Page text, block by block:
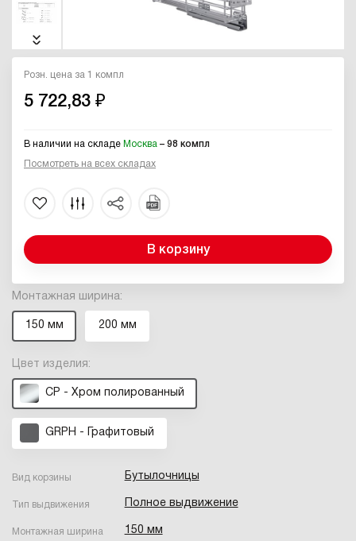
Монтажная ширина:
150 мм 200 мм
Цвет изделия:
CP - Хром полированный
GRPH - Графитовый
Вид корзины Бутылочницы
Тип выдвижения Полное выдвижение
Монтажная ширина 150 мм
Розн. цена за 1 компл
5 722,83 ₽
В наличии на складе Москва – 98 компл
Посмотреть на всех складах
В корзину